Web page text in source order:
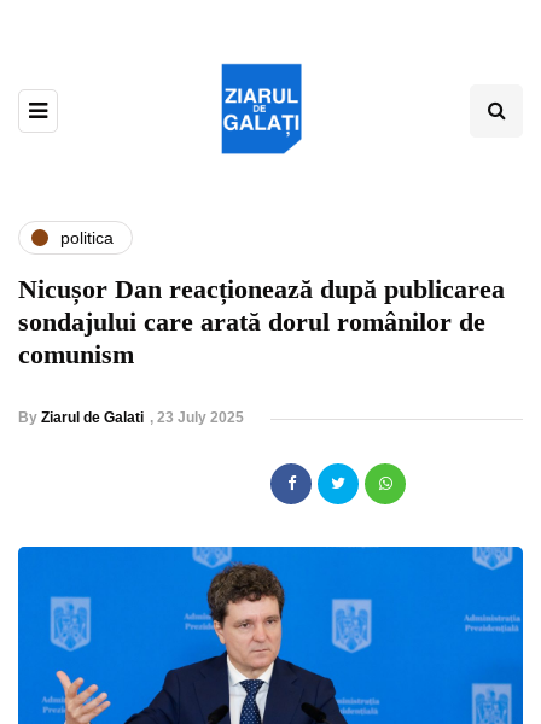
politica
Nicușor Dan reacționează după publicarea
sondajului care arată dorul românilor de
comunism
By Ziarul de Galati , 23 July 2025